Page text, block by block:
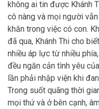
không ai tin được Khánh
cô nàng và mọi người
khăn trong việc có con.
đã qua, Khánh Thi cho
nhiều áp lực từ nhiều
đều ngăn cản tình yêu
lần phải nhập viện khi
Trong suốt quãng thời
mọi thứ và ở bên cạnh,